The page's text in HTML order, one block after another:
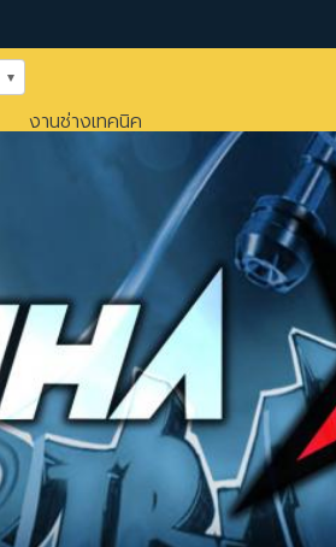
งานช่างเทคนิค